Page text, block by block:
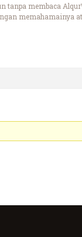
tanpa membaca
memahamainya